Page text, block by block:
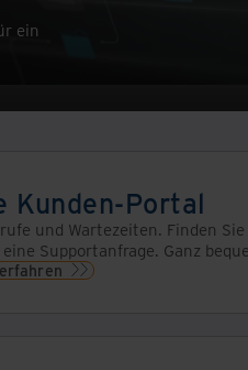
ein
Kunden-Portal
und Wartezeiten. Finden
Supportanfrage. Ganz